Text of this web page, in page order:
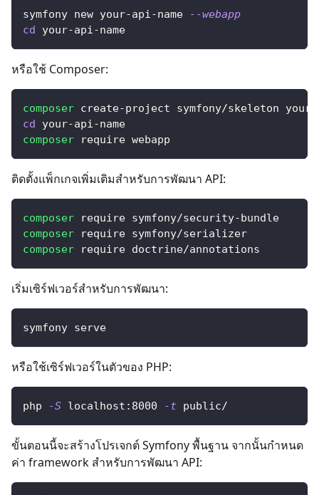
symfony new your-api-name
--webapp
cd your-api-name
หรือใช้ Composer:
composer create-project symfony/skeleton your-
cd your-api-name
composer require webapp
ติดตั้งแพ็กเกจเพิ่มเติมสำหรับการพัฒนา API:
composer require symfony/security-bundle
composer require symfony/serializer
composer require doctrine/annotations
เริ่มเซิร์ฟเวอร์สำหรับการพัฒนา:
symfony serve
หรือใช้เซิร์ฟเวอร์ในตัวของ PHP:
php -S localhost:8000 -t public/
ขั้นตอนนี้จะสร้างโปรเจกต์ Symfony พื้นฐาน จากนั้นกำหนด
ค่า framework สำหรับการพัฒนา API: